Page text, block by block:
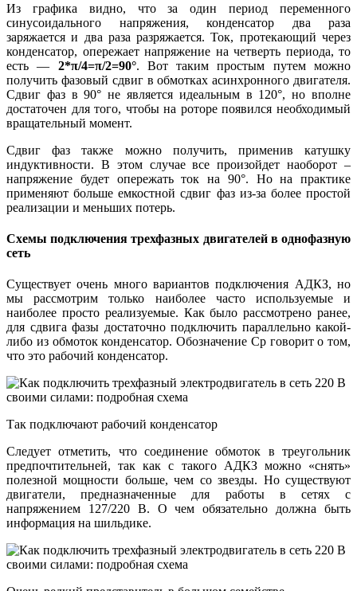
Из графика видно, что за один период переменного
синусоидального напряжения, конденсатор два раза
заряжается и два раза разряжается. Ток, протекающий через
конденсатор, опережает напряжение на четверть периода, то
есть — 2*π/4=π/2=90°. Вот таким простым путем можно
получить фазовый сдвиг в обмотках асинхронного двигателя.
Сдвиг фаз в 90° не является идеальным в 120°, но вполне
достаточен для того, чтобы на роторе появился необходимый
вращательный момент.
Сдвиг фаз также можно получить, применив катушку
индуктивности. В этом случае все произойдет наоборот –
напряжение будет опережать ток на 90°. Но на практике
применяют больше емкостной сдвиг фаз из-за более простой
реализации и меньших потерь.
Схемы подключения трехфазных двигателей в однофазную
сеть
Существует очень много вариантов подключения АДКЗ, но
мы рассмотрим только наиболее часто используемые и
наиболее просто реализуемые. Как было рассмотрено ранее,
для сдвига фазы достаточно подключить параллельно какой-
либо из обмоток конденсатор. Обозначение Cр говорит о том,
что это рабочий конденсатор.
Так подключают рабочий конденсатор
Следует отметить, что соединение обмоток в треугольник
предпочтительней, так как с такого АДКЗ можно «снять»
полезной мощности больше, чем со звезды. Но существуют
двигатели, предназначенные для работы в сетях с
напряжением 127/220 В. О чем обязательно должна быть
информация на шильдике.